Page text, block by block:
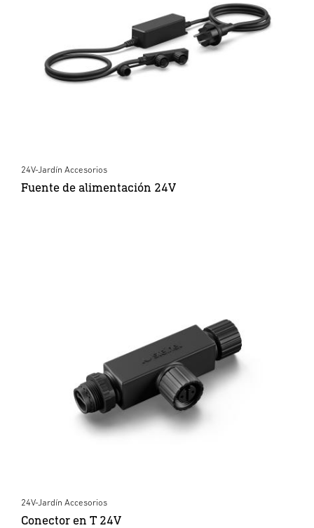
24V-Jardín Accesorios
Fuente de alimentación 24V
24V-Jardín Accesorios
Conector en T 24V